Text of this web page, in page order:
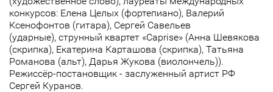
конкурсов: Елена Целых (фортепиано), Валерий
Ксенофонтов (гитара), Сергей Савельев
(ударные), струнный квартет «Caprise» (Анна Шевякова
(скрипка), Екатерина Карташова (скрипка), Татьяна
Романова (альт), Дарья Жукова (виолончель)).
Режиссёр-постановщик - заслуженный артист РФ
Сергей Куранов.